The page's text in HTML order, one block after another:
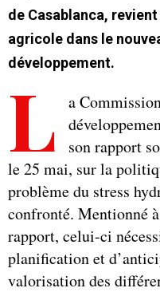
de Casablanca,
agricole dans le
développement.
L
a
son rapport
le 25 mai, sur la
problème du stress
confronté. Mentionné
rapport, celui-ci
planification et
valorisation des